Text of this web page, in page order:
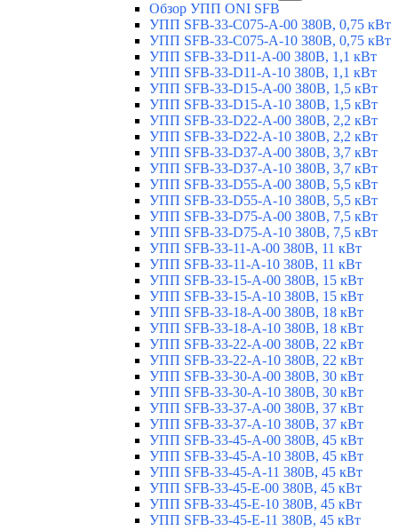
Обзор УПП ONI SFB
УПП SFB-33-C075-A-00 380В, 0,75 кВт
УПП SFB-33-C075-A-10 380В, 0,75 кВт
УПП SFB-33-D11-A-00 380В, 1,1 кВт
УПП SFB-33-D11-A-10 380В, 1,1 кВт
УПП SFB-33-D15-A-00 380В, 1,5 кВт
УПП SFB-33-D15-A-10 380В, 1,5 кВт
УПП SFB-33-D22-A-00 380В, 2,2 кВт
УПП SFB-33-D22-A-10 380В, 2,2 кВт
УПП SFB-33-D37-A-00 380В, 3,7 кВт
УПП SFB-33-D37-A-10 380В, 3,7 кВт
УПП SFB-33-D55-A-00 380В, 5,5 кВт
УПП SFB-33-D55-A-10 380В, 5,5 кВт
УПП SFB-33-D75-A-00 380В, 7,5 кВт
УПП SFB-33-D75-A-10 380В, 7,5 кВт
УПП SFB-33-11-A-00 380В, 11 кВт
УПП SFB-33-11-A-10 380В, 11 кВт
УПП SFB-33-15-A-00 380В, 15 кВт
УПП SFB-33-15-A-10 380В, 15 кВт
УПП SFB-33-18-A-00 380В, 18 кВт
УПП SFB-33-18-A-10 380В, 18 кВт
УПП SFB-33-22-A-00 380В, 22 кВт
УПП SFB-33-22-A-10 380В, 22 кВт
УПП SFB-33-30-A-00 380В, 30 кВт
УПП SFB-33-30-A-10 380В, 30 кВт
УПП SFB-33-37-A-00 380В, 37 кВт
УПП SFB-33-37-A-10 380В, 37 кВт
УПП SFB-33-45-A-00 380В, 45 кВт
УПП SFB-33-45-A-10 380В, 45 кВт
УПП SFB-33-45-A-11 380В, 45 кВт
УПП SFB-33-45-E-00 380В, 45 кВт
УПП SFB-33-45-E-10 380В, 45 кВт
УПП SFB-33-45-E-11 380В, 45 кВт